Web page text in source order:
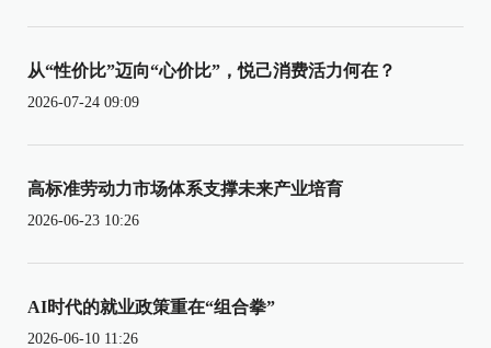
从“性价比”迈向“心价比”，悦己消费活力何在？
2026-07-24 09:09
高标准劳动力市场体系支撑未来产业培育
2026-06-23 10:26
AI时代的就业政策重在“组合拳”
2026-06-10 11:26